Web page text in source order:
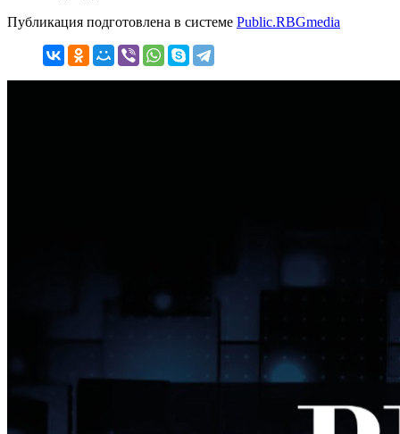
Публикация подготовлена в системе Public.RBGmedia